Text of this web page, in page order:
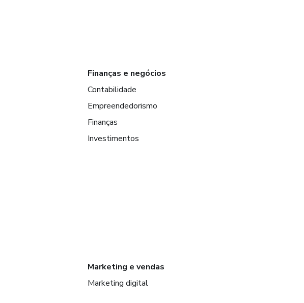
Finanças e negócios
Contabilidade
Empreendedorismo
Finanças
Investimentos
Marketing e vendas
Marketing digital